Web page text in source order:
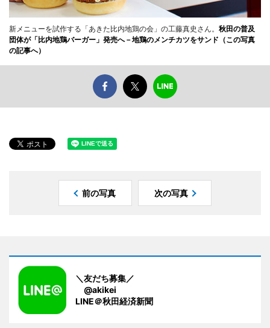
新メニューを試作する「あきた比内地鶏の会」の工藤真史さん。 秋田の普及
団体が「比内地鶏バーガー」発売へ－地鶏のメンチカツをサンド（この写真
の記事へ）
前の写真 次の写真
＼友だち募集／
@akikei
LINE＠秋田経済新聞